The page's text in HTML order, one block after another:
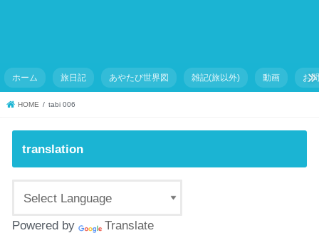
ホーム 旅日記 あやたび世界図 雑記(旅以外) 動画 お
HOME tabi 006
translation
Powered by Translate